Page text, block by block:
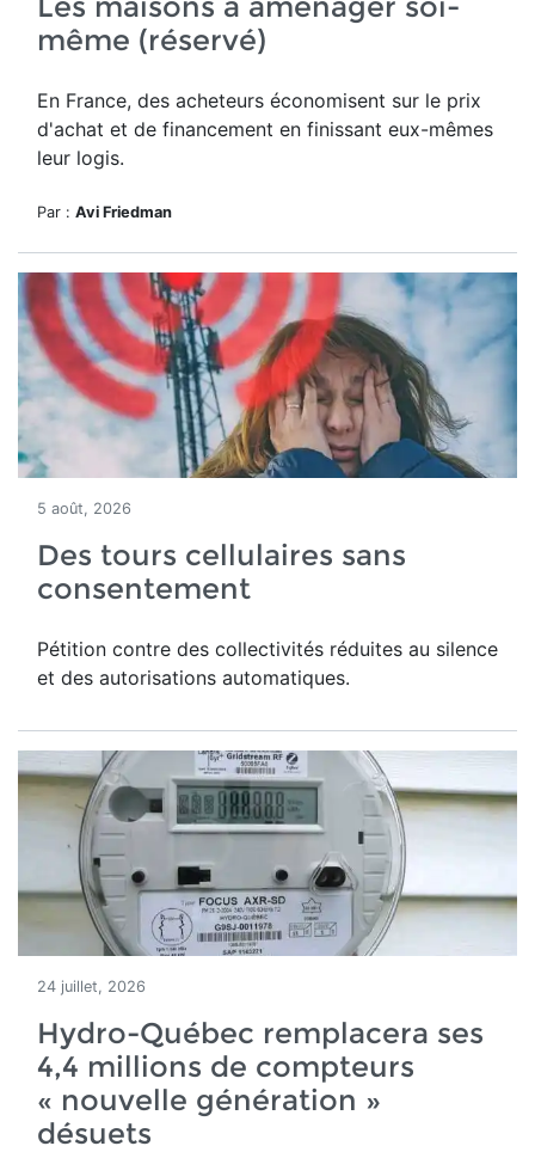
même (réservé)
En France, des acheteurs économisent sur le prix
d'achat et de financement en finissant eux-mêmes
leur logis.
Par : Avi Friedman
5 août, 2026
Des tours cellulaires sans
consentement
Pétition contre des collectivités réduites au silence
et des autorisations automatiques.
24 juillet, 2026
Hydro-Québec remplacera ses
4,4 millions de compteurs
« nouvelle génération »
désuets